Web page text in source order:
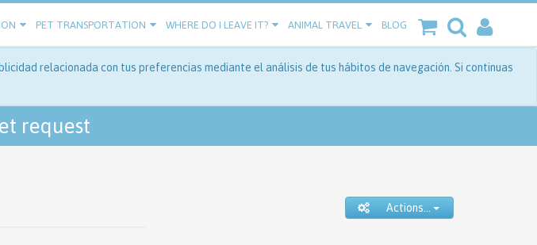
PET TRANSPORTATION WHERE DO I LEAVE IT? ANIMAL TRAVEL BLOG
relacionada con tus preferencias mediante el análisis de tus hábitos de navegación. Si continuas
request
Actions...